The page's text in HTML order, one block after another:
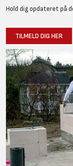
Hold dig opdateret på
TILMELD DIG HER